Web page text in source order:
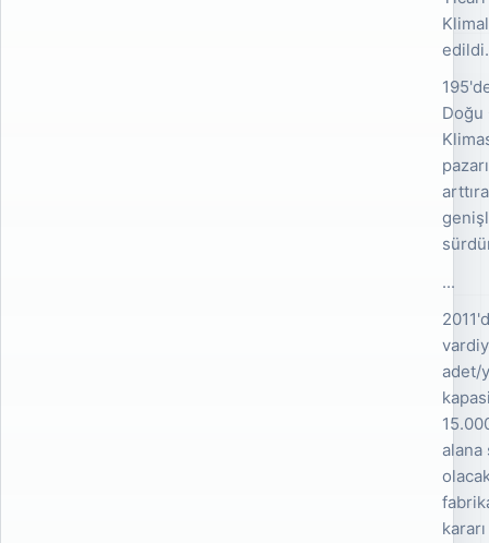
edildi.
Doğu
...
adet/
alana
kararı